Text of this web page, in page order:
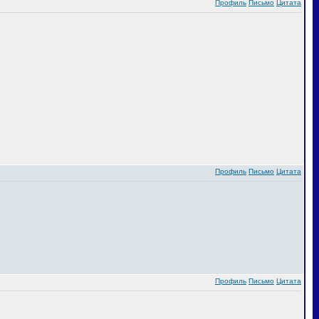
Профиль Письмо Цитата
Профиль Письмо Цитата
Профиль Письмо Цитата